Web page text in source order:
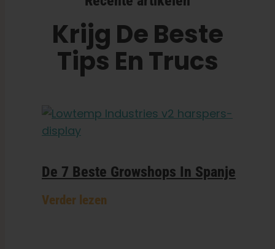
Krijg De Beste
Tips En Trucs
De 7 Beste Growshops In Spanje
Verder lezen